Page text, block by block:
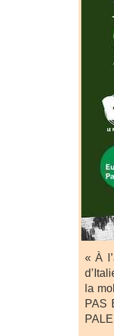
« À
la
PAS